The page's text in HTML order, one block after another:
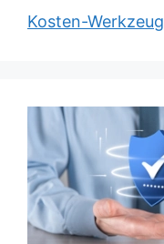
Kosten-Werkzeug